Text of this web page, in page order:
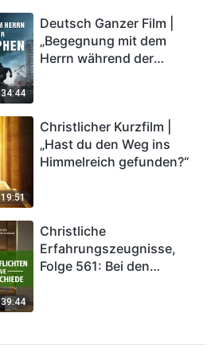
Deutsch Ganzer Film |
„Begegnung mit dem
Herrn während der
in das Königreich Gottes
eintreten?
19:51
Christlicher Kurzfilm |
„Hast du den Weg ins
Himmelreich gefunden?“
39:44
Christliche
Erfahrungszeugnisse,
Folge 561: Bei den